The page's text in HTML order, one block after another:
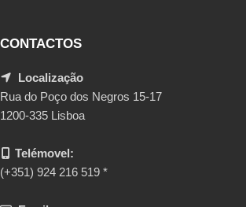
CONTACTOS
Localização
Rua do Poço dos Negros 15-17
1200-335 Lisboa
Telémovel:
(+351) 924 216 519 *